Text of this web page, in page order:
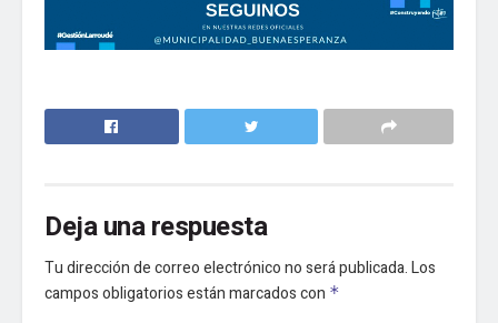
Deja una respuesta
Tu dirección de correo electrónico no será publicada.Los
campos obligatorios están marcados con *